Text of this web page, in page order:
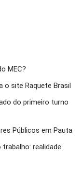
MEC?
o site Raquete Brasil
do primeiro turno
Públicos em Pauta
realidade